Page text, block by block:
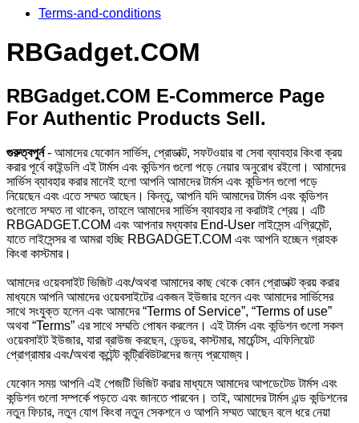
Terms-and-conditions
RBGadget.COM
RBGadget.COM E-Commerce Page
For Authentic Products Sell.
গুরুত্বপুর্ন- আমাদের যেকোন সার্ভিস, প্রোডাক্ট, সফটওয়ার বা সেবা ব্যাবহার কিংবা ক্রয়
করার পূর্বে কাইন্ডলি এই টার্মস এবং কন্ডিশন গুলো পড়ে নেয়ার অনুরোধ রইলো। আমাদের
সার্ভিস ব্যাবহার করার মানেই হলো আপনি আমাদের টার্মস এবং কন্ডিশন গুলো পড়ে
নিয়েছেন এবং এতে সম্মত আছেন। কিন্তু, আপনি যদি আমাদের টার্মস এবং কন্ডিশন
গুলোতে সম্মত না থাকেন, তাহলে আমাদের সার্ভিস ব্যাবহার না করাটাই শ্রেয়। এটি
RBGADGET.COM এবং আপনার মধ্যকার End-User লাইসেন্স এগ্রিমেন্ট,
যাতে লাইসেন্সর বা আমরা হচ্ছি RBGADGET.COM এবং আপনি হচ্ছেন গ্রাহক
কিংবা কাস্টমার।
আমাদের ওয়েবসাইট ভিজিট এবং/অথবা আমাদের কাছ থেকে কোন প্রোডাক্ট ক্রয় করার
মাধ্যমে আপনি আমাদের ওয়েবসাইটের একজন ইউজার হলেন এবং আমাদের সার্ভিসের
সাথে সংযুক্ত হলেন এবং আমাদের “Terms of Service”, “Terms of use”
অথবা “Terms” এর সাথে সম্মতি পোষন করলেন। এই টার্মস এবং কন্ডিশন গুলো সকল
ওয়েবসাইট ইউজার, যারা ব্রাউজ করছেন, ভেন্ডর, কাস্টমার, মার্চেন্টস, এফিলিয়েট
প্রোগ্রামার এবং/অথবা কন্টেন্ট কন্ট্রিবিউটরদের জন্য প্রযোজ্য।
যেকোন সময় আপনি এই পেজটি ভিজিট করার মাধ্যমে আমাদের আপডেটেড টার্মস এবং
কন্ডিশন গুলো সম্পর্কে পড়তে এবং জানতে পারবেন। তাই, আমাদের টার্মস এন্ড কন্ডিশনের
নতুন ফিচার, নতুন যোগ কিংবা নতুন সেকশনে ও আপনি সম্মত আছেন বলে ধরে নেয়া